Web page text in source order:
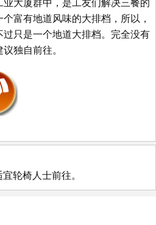
业大厦群中，是工友们解决三餐的
富有地道风味的大排档，所以，
只是一个地道大排档。完全没有
独自前往。
轮椅人士前往。